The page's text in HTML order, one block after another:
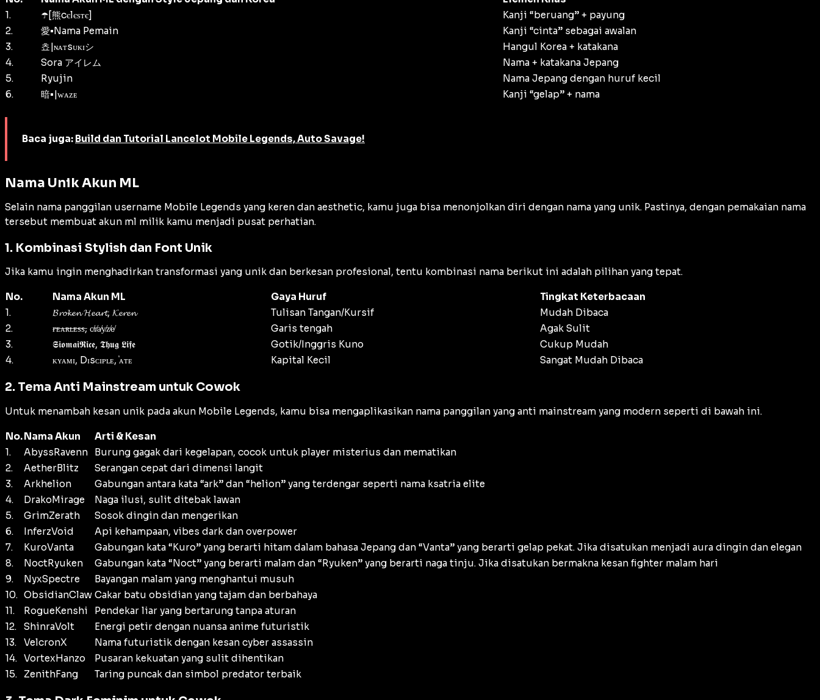
1.
☂️[熊cєlєѕтє]
Kanji “beruang” + payung
2.
愛•Nama Pemain
Kanji “cinta” sebagai awalan
3.
쵸|ɴᴀᴛsᴜᴋɪシ︎
Hangul Korea + katakana
4.
Sora アイレム
Nama + katakana Jepang
5.
Ryujin
Nama Jepang dengan huruf kecil
6.
暗•|ᴡᴀᴢᴇ Kanji “gelap” + nama
Baca juga: Build dan Tutorial Lancelot Mobile Legends, Auto Savage!
Nama Unik Akun ML
Selain nama panggilan username Mobile Legends yang keren dan aesthetic, kamu juga bisa menonjolkan diri dengan nama yang unik. Pastinya, dengan pemakaian nama
tersebut membuat akun ml milik kamu menjadi pusat perhatian.
1. Kombinasi Stylish dan Font Unik
Jika kamu ingin menghadirkan transformasi yang unik dan berkesan profesional, tentu kombinasi nama berikut ini adalah pilihan yang tepat.
No. Nama Akun ML Gaya Huruf
Tingkat Keterbacaan
1.
𝓑𝓻𝓸𝓴𝓮𝓷 𝓗𝓮𝓪𝓻𝓽, 𝓚𝓮𝓻𝓮𝓷 Tulisan Tangan/Kursif
Mudah Dibaca
2.
ғ̶ᴇ̶ᴀ̶ʀ̶ʟ̶ᴇ̶s̶s̶, c̸r̸a̸y̸z̸e̸ Garis tengah
Agak Sulit
3.
𝕾𝖎𝖔𝖒𝖆𝖎𝕽𝖎𝖈𝖊, 𝕿𝖍𝖚𝖌 𝕷𝖎𝖋𝖊 Gotik/Inggris Kuno
Cukup Mudah
4.
ᴋʏᴀᴍɪ, Dɪsᴄɪᴘʟᴇ, ֓ᴀᴛᴇ Kapital Kecil Sangat Mudah Dibaca
2. Tema Anti Mainstream untuk Cowok
Untuk menambah kesan unik pada akun Mobile Legends, kamu bisa mengaplikasikan nama panggilan yang anti mainstream yang modern seperti di bawah ini.
No.Nama Akun
Arti & Kesan
1.
AbyssRavenn
Burung gagak dari kegelapan, cocok untuk player misterius dan mematikan
2.
AetherBlitz
Serangan cepat dari dimensi langit
3.
Arkhelion
Gabungan antara kata “ark” dan “helion” yang terdengar seperti nama ksatria elite
4.
DrakoMirage
Naga ilusi, sulit ditebak lawan
5.
GrimZerath
Sosok dingin dan mengerikan
6.
InferzVoid
Api kehampaan, vibes dark dan overpower
7.
KuroVanta
Gabungan kata “Kuro” yang berarti hitam dalam bahasa Jepang dan “Vanta” yang berarti gelap pekat. Jika disatukan menjadi aura dingin dan elegan
8.
NoctRyuken
Gabungan kata “Noct” yang berarti malam dan “Ryuken” yang berarti naga tinju. Jika disatukan bermakna kesan fighter malam hari
9.
NyxSpectre
Bayangan malam yang menghantui musuh
10. ObsidianClaw Cakar batu obsidian yang tajam dan berbahaya
11.
RogueKenshi
Pendekar liar yang bertarung tanpa aturan
12.
ShinraVolt
Energi petir dengan nuansa anime futuristik
13.
VelcronX
Nama futuristik dengan kesan cyber assassin
14.
VortexHanzo
Pusaran kekuatan yang sulit dihentikan
15.
ZenithFang Taring puncak dan simbol predator terbaik